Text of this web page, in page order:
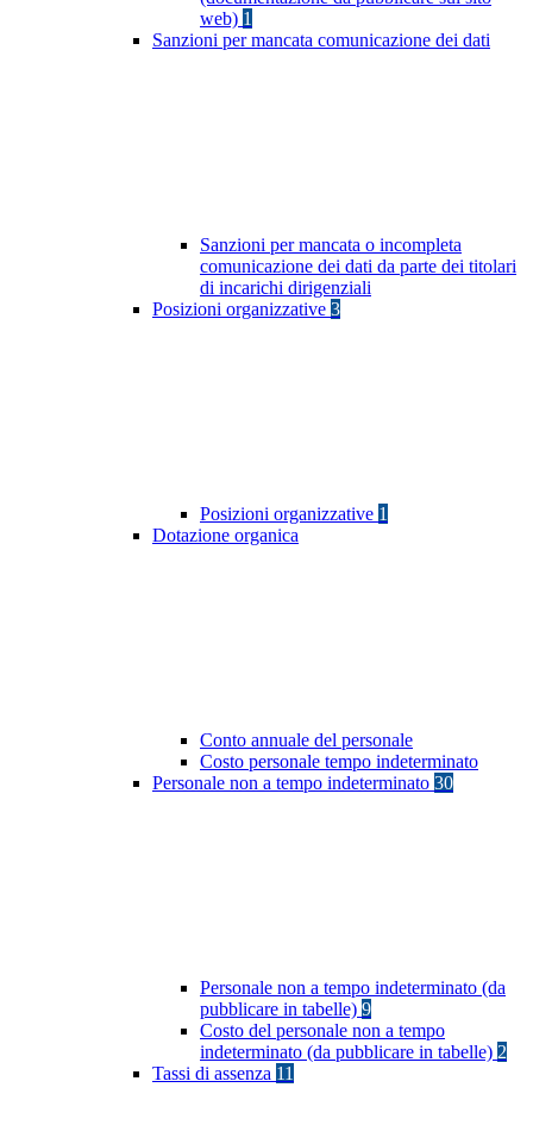
web) 1
Sanzioni per mancata comunicazione dei dati
Sanzioni per mancata o incompleta
comunicazione dei dati da parte dei titolari
di incarichi dirigenziali
Posizioni organizzative 3
Posizioni organizzative 1
Dotazione organica
Conto annuale del personale
Costo personale tempo indeterminato
Personale non a tempo indeterminato 30
Personale non a tempo indeterminato (da
pubblicare in tabelle) 9
Costo del personale non a tempo
indeterminato (da pubblicare in tabelle) 2
Tassi di assenza 11